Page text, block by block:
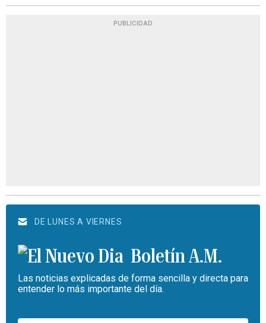
PUBLICIDAD
DE LUNES A VIERNES
Boletín A.M.
Las noticias explicadas de forma sencilla y directa para
entender lo más importante del día.